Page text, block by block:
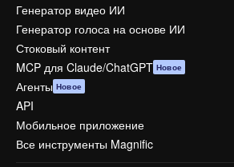
Генератор видео ИИ
Генератор голоса на основе ИИ
Стоковый контент
MCP для Claude/ChatGPT Новое
Агенты Новое
API
Мобильное приложение
Все инструменты Magnific